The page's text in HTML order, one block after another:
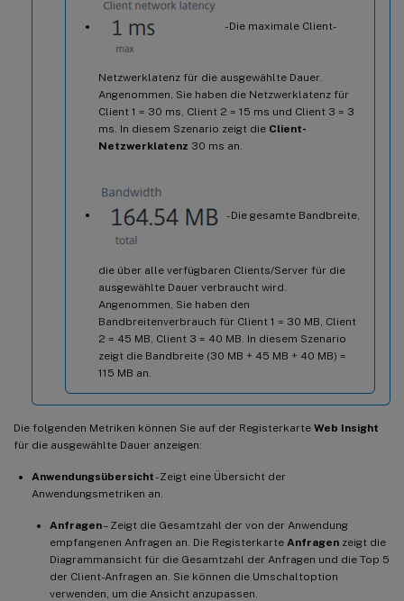
- Die maximale Client-
Netzwerklatenz für die ausgewählte Dauer.
Angenommen, Sie haben die Netzwerklatenz für
Client 1 = 30 ms, Client 2 = 15 ms und Client 3 = 3
ms. In diesem Szenario zeigt die Client-
Netzwerklatenz 30 ms an.
- Die gesamte Bandbreite,
die über alle verfügbaren Clients/Server für die
ausgewählte Dauer verbraucht wird.
Angenommen, Sie haben den
Bandbreitenverbrauch für Client 1 = 30 MB, Client
2 = 45 MB, Client 3 = 40 MB. In diesem Szenario
zeigt die Bandbreite (30 MB + 45 MB + 40 MB) =
115 MB an.
Die folgenden Metriken können Sie auf der Registerkarte Web Insight
für die ausgewählte Dauer anzeigen:
Anwendungsübersicht- Zeigt eine Übersicht der
Anwendungsmetriken an.
Anfragen– Zeigt die Gesamtzahl der von der Anwendung
empfangenen Anfragen an. Die Registerkarte Anfragen zeigt die
Diagrammansicht für die Gesamtzahl der Anfragen und die Top 5
der Client-Anfragen an. Sie können die Umschaltoption
verwenden, um die Ansicht anzupassen.